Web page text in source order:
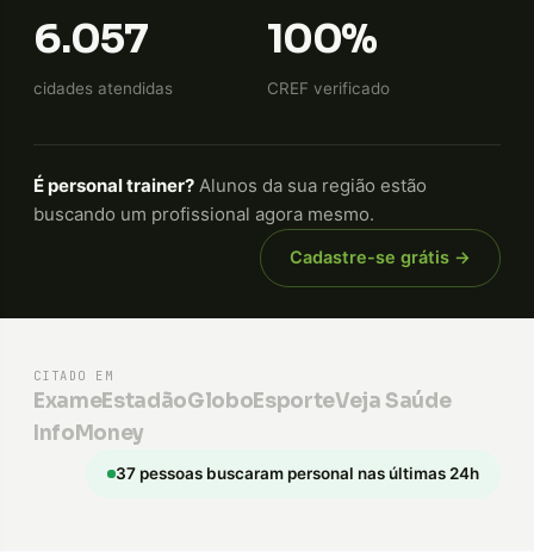
6.057
cidades atendidas
100%
CREF verificado
É personal trainer? Alunos da sua região estão
buscando um profissional agora mesmo.
Cadastre-se grátis →
CITADO EM
ExameEstadãoGloboEsporteVeja Saúde
InfoMoney
37 pessoas buscaram personal nas últimas 24h